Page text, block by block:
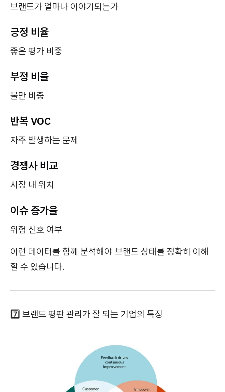
브랜드가 얼마나 이야기되는가
긍정 비율
좋은 평가 비중
부정 비율
불만 비중
반복 VOC
자주 발생하는 문제
경쟁사 비교
시장 내 위치
이슈 증가율
위험 신호 여부
이런 데이터를 함께 분석해야 브랜드 상태를 정확히 이해
할 수 있습니다.
7️⃣ 브랜드 평판 관리가 잘 되는 기업의 특징